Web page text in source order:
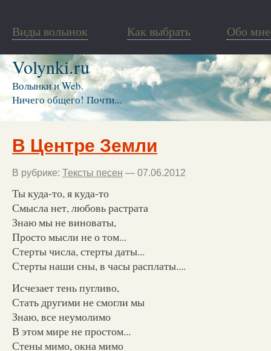
Виды волынок Как выбрать Обо мне
Volynki.ru
Волынки и Web.
Ничего общего! Почти...
В Центре Земли
В рубрике: Тексты песен — 07.06.2012
Ты куда-то, я куда-то
Смысла нет, любовь растрата
Знаю мы не виноваты,
Просто мысли не о том...
Стерты числа, стерты даты...
Стерты наши сны, в часы расплаты....
Исчезает тень пугливо,
Стать другими не смогли мы
Знаю, все неумолимо
В этом мире не простом...
Стены мимо, окна мимо